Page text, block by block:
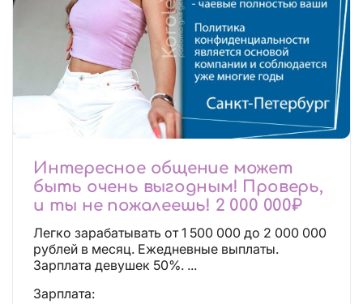
Интересное общение может
быть очень выгодным! Проверь,
и ты не пожалеешь! 2 000 000₽
Легко зарабатывать от 1 500 000 до 2 000 000
рублей в месяц. Ежедневные выплаты.
Зарплата девушек 50%. ...
Зарплата: